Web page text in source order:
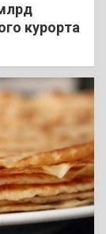
курорта